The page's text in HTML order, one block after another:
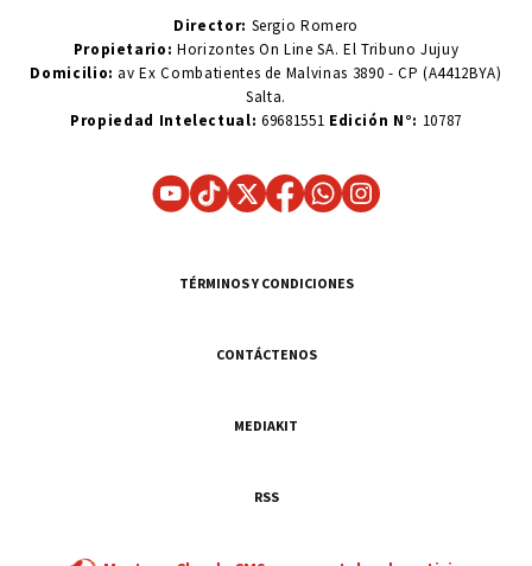
Director: Sergio Romero
Propietario:Horizontes On Line SA. El Tribuno Jujuy
Domicilio: av Ex Combatientes de Malvinas 3890 - CP (A4412BYA)
Salta.
Propiedad Intelectual: 69681551 Edición N°: 10787
TÉRMINOS Y CONDICIONES
CONTÁCTENOS
MEDIAKIT
RSS